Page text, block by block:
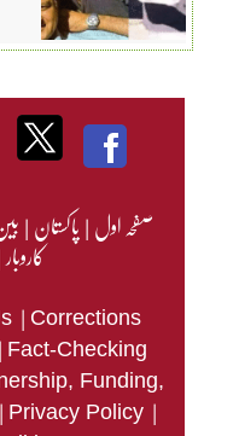
صفحہ اول|پاکستان|
کاروبار
| Corrections
| Fact-Checking
Funding,
| Privacy Policy |